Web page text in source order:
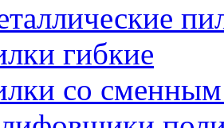
гибкие
со сменным